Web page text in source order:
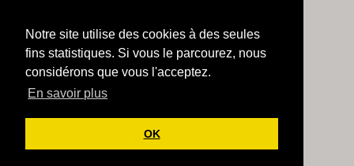
Notre site utilise des cookies à des seules
fins statistiques. Si vous le parcourez, nous
considérons que vous l'acceptez.
En savoir plus
OK